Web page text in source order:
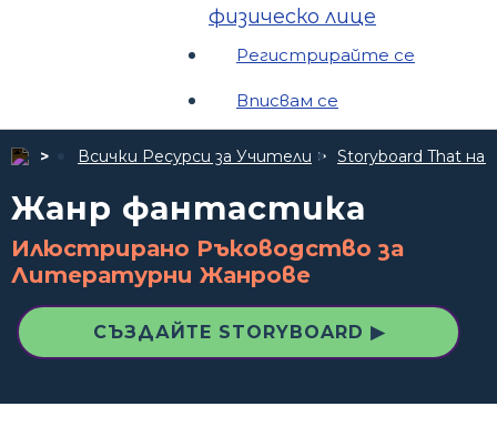
физическо лице
Регистрирайте се
Вписвам се
Всички Ресурси за Учители Storyboard That
Жанр фантастика
Илюстрирано Ръководство за
Литературни Жанрове
СЪЗДАЙТЕ STORYBOARD ▶